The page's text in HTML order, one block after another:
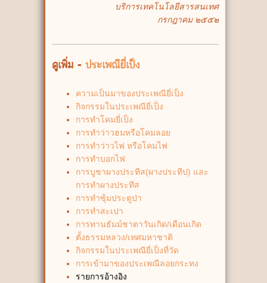
บริการเทคโนโลยีสารสนเทศ
กรกฎาคม ๒๕๕๒
ดูเพิ่ม - ประเพณียี่เป็ง
ความเป็นมาของประเพณียี่เป็ง
กิจกรรมในประเพณียี่เป็ง
การทำโคมยี่เป็ง
การทำว่าวฮมหรือโคมลอย
การทำว่าวไฟ หรือโคมไฟ
การทำบอกไฟ
การบูชาผางประทีส(ผางประทีป) และ
การทำผางประทีส
การทำซุ้มประตูป่า
การทำสะเปา
การทานธัมม์ชาตาวันเกิด/เดือนเกิด
ตั้งธรรมหลวง/เทศมหาชาติ
กิจกรรมในประเพณียี่เป็งที่วัด
การเข้ามาของประเพณีลอยกระทง
รายการอ้างอิง